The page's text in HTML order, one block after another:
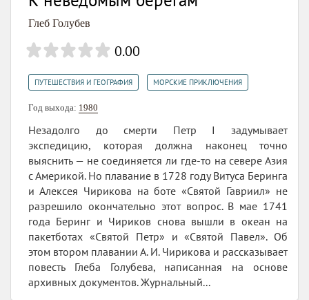
Глеб Голубев
0.00
ПУТЕШЕСТВИЯ И ГЕОГРАФИЯ МОРСКИЕ ПРИКЛЮЧЕНИЯ
Год выхода: 1980
Незадолго до смерти Петр I задумывает
экспедицию, которая должна наконец точно
выяснить — не соединяется ли где-то на севере Азия
с Америкой. Но плавание в 1728 году Витуса Беринга
и Алексея Чирикова на боте «Святой Гавриил» не
разрешило окончательно этот вопрос. В мае 1741
года Беринг и Чириков снова вышли в океан на
пакетботах «Святой Петр» и «Святой Павел». Об
этом втором плавании А. И. Чирикова и рассказывает
повесть Глеба Голубева, написанная на основе
архивных документов. Журнальный...